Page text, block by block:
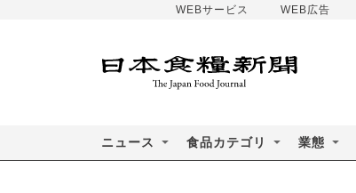
WEBサービス WEB広告
ニュース 食品カテゴリ 業態